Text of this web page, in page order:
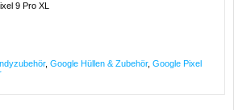
9 Pro XL
, Google Hüllen & Zubehör, Google Pixel